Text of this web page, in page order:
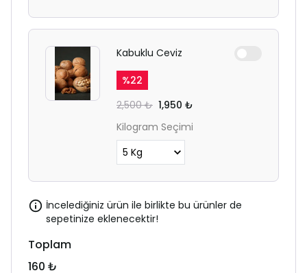
Kabuklu Ceviz
%22
2,500 ₺ 1,950 ₺
Kilogram Seçimi
İncelediğiniz ürün ile birlikte bu ürünler de
sepetinize eklenecektir!
Toplam
160 ₺